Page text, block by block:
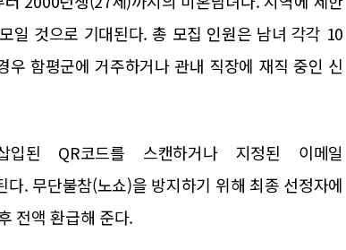
일 것으로 기대된다. 총 모집 인원은 남녀 각각 10
함평군에 거주하거나 관내 직장에 재직 중인 신
된 QR코드를 스캔하거나 지정된 이메일
. 무단불참(노쇼)을 방지하기 위해 최종 선정자에
전액 환급해 준다.